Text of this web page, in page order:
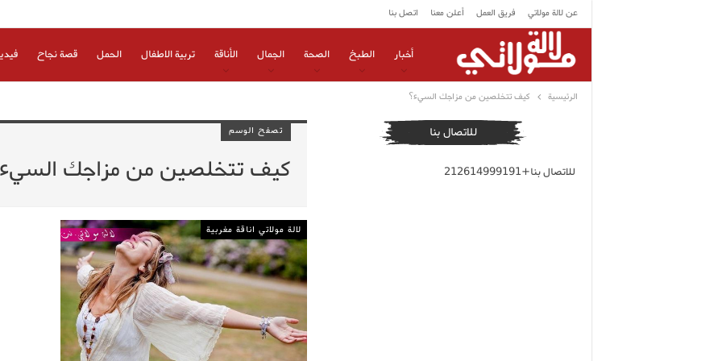
عن لالة مولاتي فريق العمل أعلن معنا اتصل بنا
أخبار الطبخ الصحة الجمال الأناقة تربية الاطفال الحمل قصة نجاح
الرئيسية كيف تتخلصين من مزاجك السيء؟
تصفح الوسم
كيف تتخلصين من مزاجك
لالة مولاتي اناقة مغربية
للاتصال بنا
للاتصال بنا+212614999191